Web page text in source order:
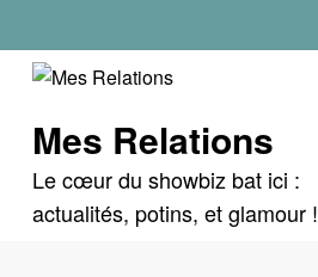
au
contenu
Mes Relations
Le cœur du showbiz bat ici :
actualités, potins, et glamour !